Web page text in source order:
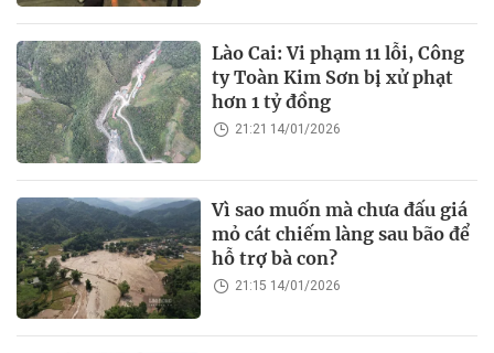
Lào Cai: Vi phạm 11 lỗi, Công
ty Toàn Kim Sơn bị xử phạt
hơn 1 tỷ đồng
21:21 14/01/2026
Vì sao muốn mà chưa đấu giá
mỏ cát chiếm làng sau bão để
hỗ trợ bà con?
21:15 14/01/2026